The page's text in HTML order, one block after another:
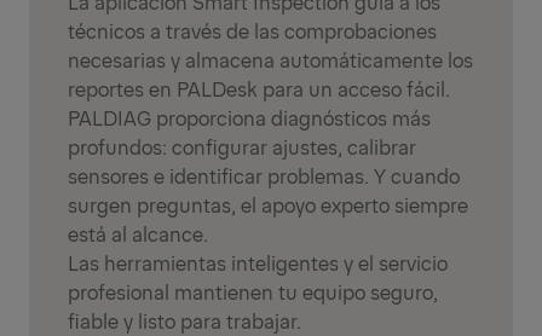
técnicos a través de las comprobaciones
necesarias y almacena automáticamente los
reportes en PALDesk para un acceso fácil.
PALDIAG proporciona diagnósticos más
profundos: configurar ajustes, calibrar
sensores e identificar problemas. Y cuando
surgen preguntas, el apoyo experto siempre
está al alcance.
Las herramientas inteligentes y el servicio
profesional mantienen tu equipo seguro,
fiable y listo para trabajar.